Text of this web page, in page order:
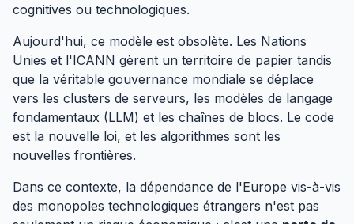
cognitives ou technologiques.
Aujourd'hui, ce modèle est obsolète. Les Nations
Unies et l'ICANN gèrent un territoire de papier tandis
que la véritable gouvernance mondiale se déplace
vers les clusters de serveurs, les modèles de langage
fondamentaux (LLM) et les chaînes de blocs. Le code
est la nouvelle loi, et les algorithmes sont les
nouvelles frontières.
Dans ce contexte, la dépendance de l'Europe vis-à-vis
des monopoles technologiques étrangers n'est pas